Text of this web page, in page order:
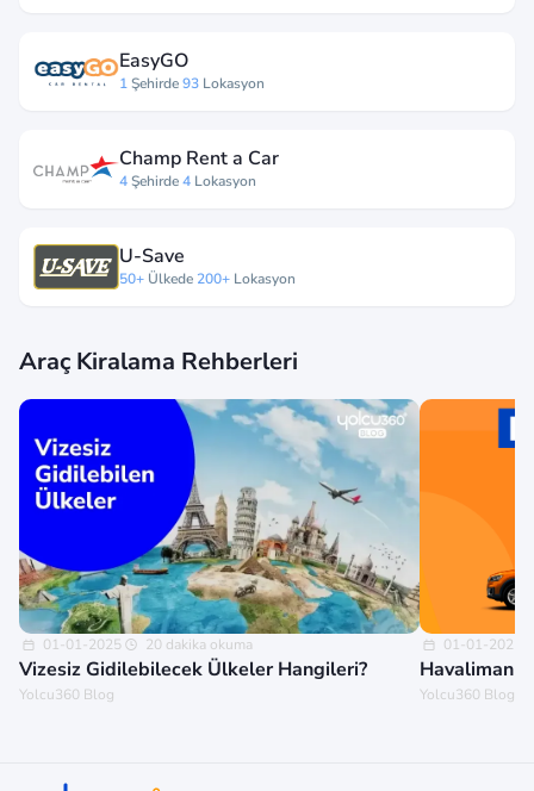
EasyGO
1Şehirde93 Lokasyon
Champ Rent a Car
4Şehirde4 Lokasyon
U-Save
50+ Ülkede 200+ Lokasyon
Araç Kiralama Rehberleri
01-01-2025 20 dakika okuma
Vizesiz Gidilebilecek Ülkeler Hangileri?
Yolcu360 Blog
01-01-2025
Yolcu360 Blog